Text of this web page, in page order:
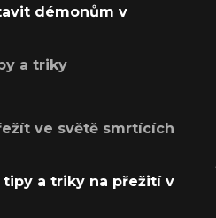
démonům v
a triky
ve světě smrtících
tipy a triky na přežití v